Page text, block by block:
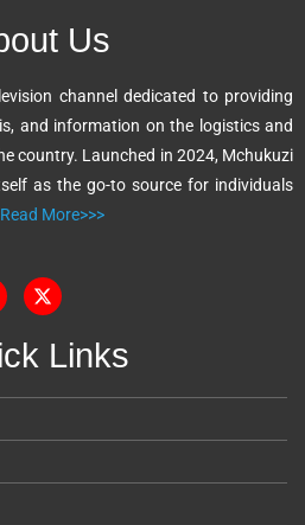
Us
channel dedicated to providing
and information on the logistics and
country. Launched in 2024, Mchukuzi
as the go-to source for individuals
Read More>>>
Links